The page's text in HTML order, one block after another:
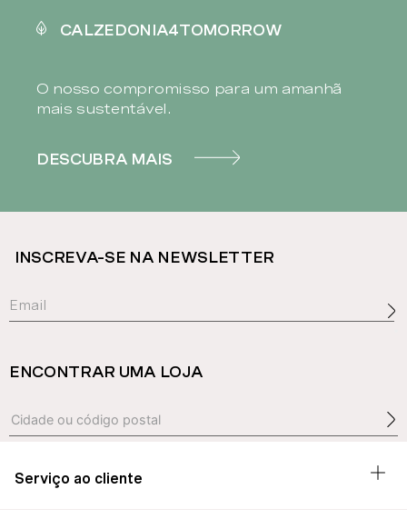
CALZEDONIA4TOMORROW
O nosso compromisso para um amanhã
mais sustentável.
DESCUBRA MAIS
INSCREVA-SE NA NEWSLETTER
ENCONTRAR UMA LOJA
Serviço ao cliente